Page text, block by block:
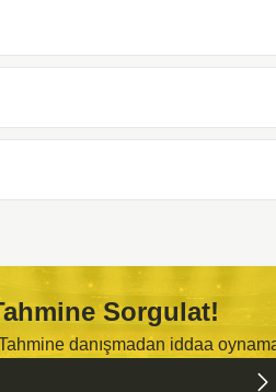
Sorgulat!
danışmadan iddaa